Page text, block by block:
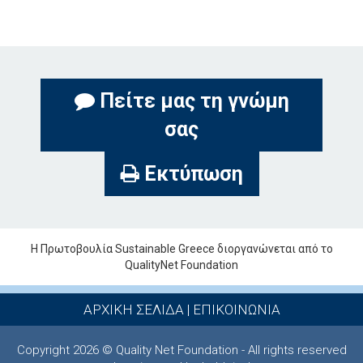
Πείτε μας τη γνώμη
σας
Εκτύπωση
Η Πρωτοβουλία Sustainable Greece διοργανώνεται από το
QualityNet Foundation
ΑΡΧΙΚΗ ΣΕΛΙΔΑ| ΕΠΙΚΟΙΝΩΝΙΑ
Copyright 2026 © Quality Net Foundation - All rights reserved